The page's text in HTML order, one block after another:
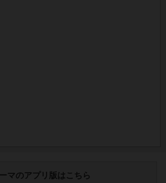
マのアプリ版はこちら